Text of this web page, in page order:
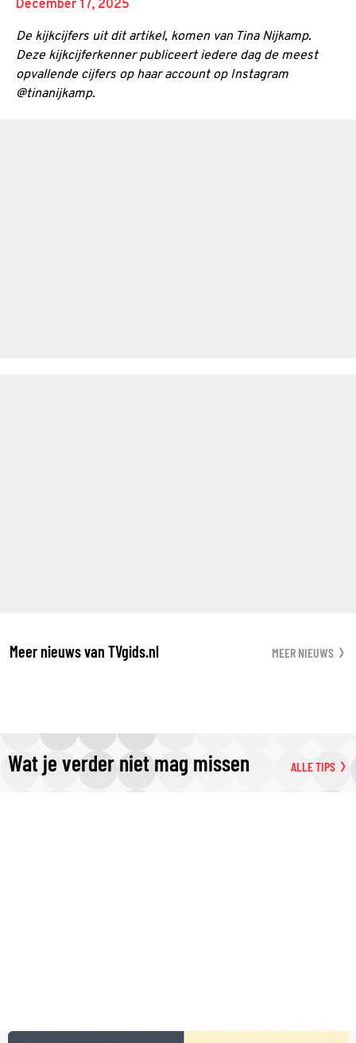
December 17, 2025
De kijkcijfers uit dit artikel, komen van Tina Nijkamp.
Deze kijkcijferkenner publiceert iedere dag de meest
opvallende cijfers op haar account op Instagram
@tinanijkamp.
Meer nieuws van TVgids.nl MEER NIEUWS
Wat je verder niet mag missen ALLE TIPS